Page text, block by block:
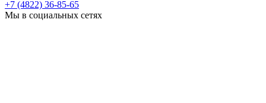
+7 (4822) 36-85-65
Мы в социальных сетях